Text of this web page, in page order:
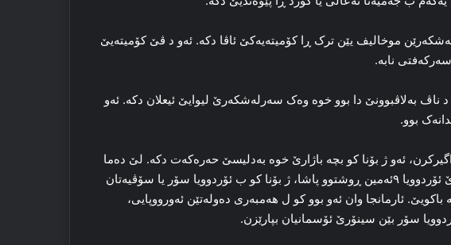
ب له‌شکه‌رێن موخالیف یێن ترک ڕا کۆمیته‌یه‌کێ ئاڤا دکه‌. ئه‌و د ڤێ کۆمیته‌یێ
نابه‌.
ناڤ به‌لاڤبوونێ دا بوو خوه‌ وه‌ک سه‌رله‌شکه‌رێ لیوایێ ئیعلان دکه‌. ئه‌و
بوو.
ئه‌و ژ بۆنا کو بچه‌ باژارێ خوه‌ به‌دلیسێ حه‌ره‌که‌ت دکه‌. لێ ده‌ما
کو دگەهژه‌ ترابزۆنێ ب داخوازا سه‌رله‌شکه‌رێ ئۆردوویا ۹ئه‌مین ڕوشتوو پاشا، ژ بۆنا کو ب ئۆردوویا سۆر یا سۆڤیه‌تان
ئارمانجا وان ئه‌و بوو کو ل هه‌مبه‌ری ده‌وله‌تێن ئه‌ورووپایی،
سۆر بێن سینۆرێ ئۆسمانیان بپارێزن.